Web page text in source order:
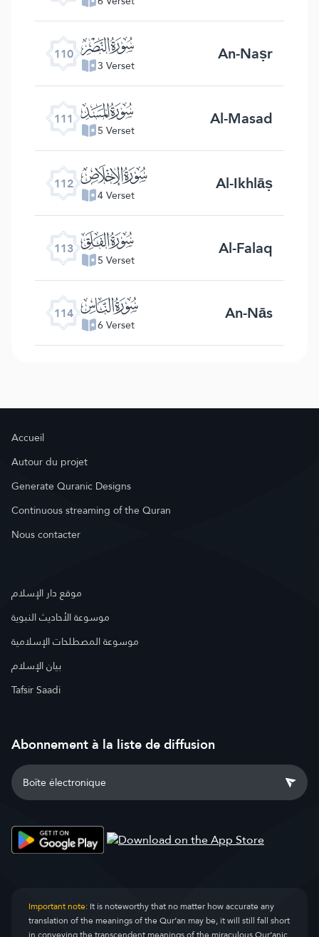
110 ﰛ
3 Verset An-Naṣr
111 ﰜ
5 Verset Al-Masad
112 ﰝ
4 Verset Al-Ikhlāṣ
113 ﰞ
5 Verset Al-Falaq
114 ﰟ
6 Verset An-Nās
Accueil
Autour du projet
Generate Quranic Designs
Continuous streaming of the Quran
Nous contacter
موقع دار الإسلام
موسوعة الأحاديث النبوية
موسوعة المصطلحات الإسلامية
بيان الإسلام
Tafsir Saadi
Abonnement à la liste de diffusion
Important note:It is noteworthy that no matter how accurate any
translation of the meanings of the Qur’an may be, it will still fall short